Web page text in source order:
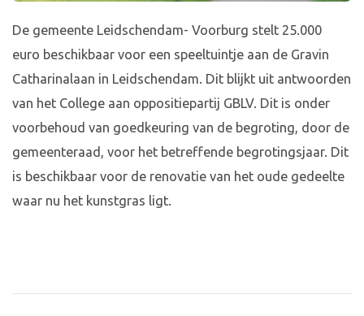
De gemeente Leidschendam- Voorburg stelt 25.000
euro beschikbaar voor een speeltuintje aan de Gravin
Catharinalaan in Leidschendam. Dit blijkt uit antwoorden
van het College aan oppositiepartij GBLV. Dit is onder
voorbehoud van goedkeuring van de begroting, door de
gemeenteraad, voor het betreffende begrotingsjaar. Dit
is beschikbaar voor de renovatie van het oude gedeelte
waar nu het kunstgras ligt.